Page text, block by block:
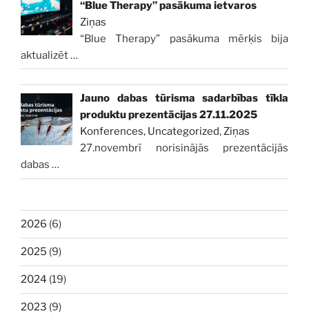
“Blue Therapy” pasākuma ietvaros
Ziņas
“Blue Therapy” pasākuma mērķis bija
aktualizēt…
Jauno dabas tūrisma sadarbības tīkla
produktu prezentācijas 27.11.2025
Konferences, Uncategorized,Ziņas
27.novembrī norisinājās prezentācijās
dabas …
2026 (6)
2025 (9)
2024 (19)
2023 (9)